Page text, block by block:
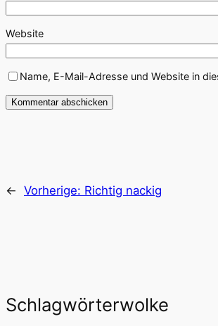
Website
Name, E-Mail-Adresse und Website in
← Vorherige: Richtig nackig
Schlagwörterwolke